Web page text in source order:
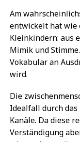
Am
entwickelt hat wie
Kleinkindern: aus
Mimik und
Vokabular an
wird.
Die
Idealfall durch
Kanäle. Da diese
Verständigung